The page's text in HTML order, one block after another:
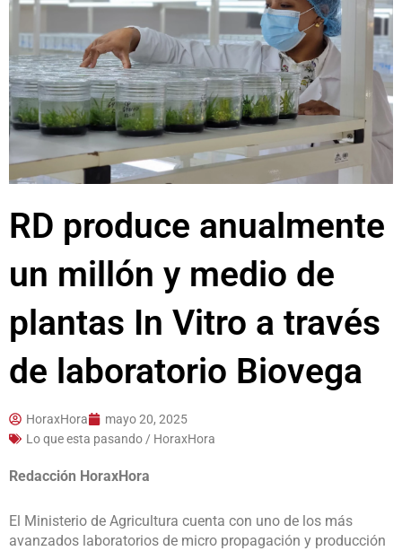
RD produce anualmente
un millón y medio de
plantas In Vitro a través
de laboratorio Biovega
HoraxHora
mayo 20, 2025
Lo que esta pasando / HoraxHora
Redacción HoraxHora
El Ministerio de Agricultura cuenta con uno de los más
avanzados laboratorios de micro propagación y producción